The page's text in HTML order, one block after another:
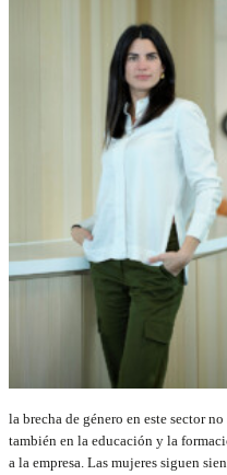
la brecha de género en este sector
también en la educación y la
a la empresa. Las mujeres siguen